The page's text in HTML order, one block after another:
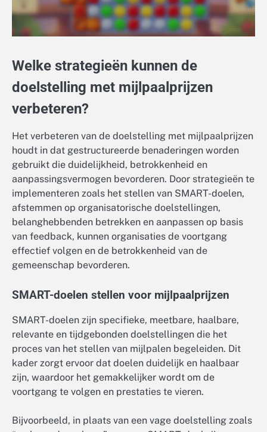
Welke strategieën kunnen de
doelstelling met mijlpaalprijzen
verbeteren?
Het verbeteren van de doelstelling met mijlpaalprijzen
houdt in dat gestructureerde benaderingen worden
gebruikt die duidelijkheid, betrokkenheid en
aanpassingsvermogen bevorderen. Door strategieën te
implementeren zoals het stellen van SMART-doelen,
afstemmen op organisatorische doelstellingen,
belanghebbenden betrekken en aanpassen op basis
van feedback, kunnen organisaties de voortgang
effectief volgen en de betrokkenheid van de
gemeenschap bevorderen.
SMART-doelen stellen voor mijlpaalprijzen
SMART-doelen zijn specifieke, meetbare, haalbare,
relevante en tijdgebonden doelstellingen die het
proces van het stellen van mijlpalen begeleiden. Dit
kader zorgt ervoor dat doelen duidelijk en haalbaar
zijn, waardoor het gemakkelijker wordt om de
voortgang te volgen en prestaties te vieren.
Bijvoorbeeld, in plaats van een vage doelstelling zoals